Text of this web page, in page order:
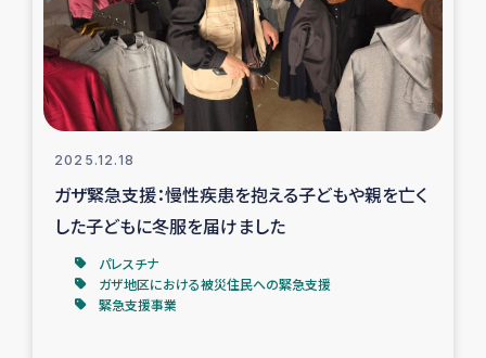
2025.12.18
ガザ緊急支援：慢性疾患を抱える子どもや親を亡く
した子どもに冬服を届けました
パレスチナ
ガザ地区における被災住民への緊急支援
緊急支援事業